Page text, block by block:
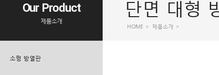
Our Product
제품소개
소형 방열판
단면 대형
HOME > 제품소개 >